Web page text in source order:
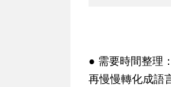
● 需要時間整理
再慢慢轉化成語